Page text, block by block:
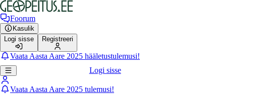
Foorum
Kasulik
Logi sisse
Registreeri
Vaata Aasta Aare 2025 hääletustulemusi!
Logi sisse
Vaata Aasta Aare 2025 tulemusi!